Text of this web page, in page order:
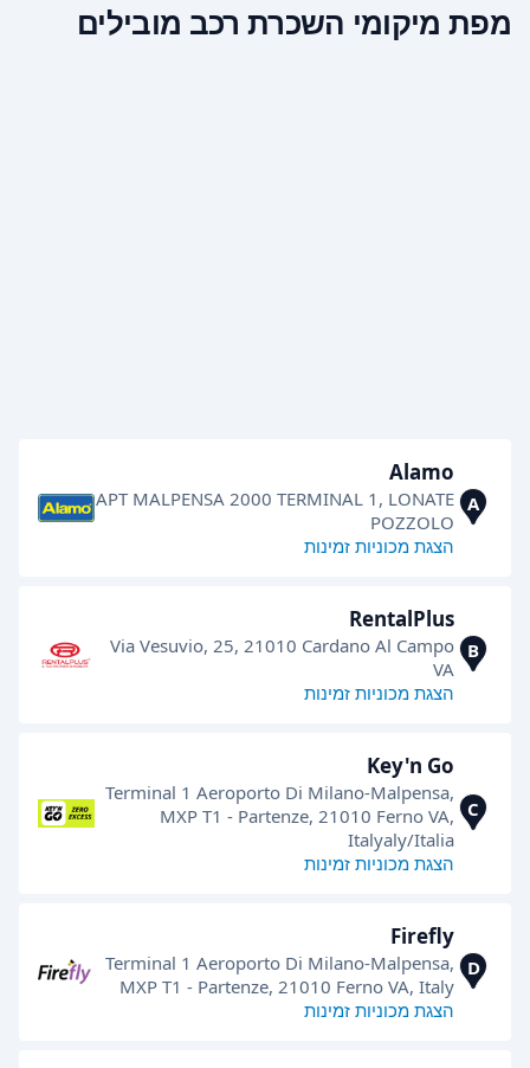
מפת מיקומי השכרת רכב מובילים
A
Alamo
APT MALPENSA 2000 TERMINAL 1, LONATE
POZZOLO
הצגת מכוניות זמינות
B
RentalPlus
Via Vesuvio, 25, 21010 Cardano Al Campo
VA
הצגת מכוניות זמינות
C
Key'n Go
Terminal 1 Aeroporto Di Milano-Malpensa,
MXP T1 - Partenze, 21010 Ferno VA,
Italyaly/Italia
הצגת מכוניות זמינות
D
Firefly
Terminal 1 Aeroporto Di Milano-Malpensa,
MXP T1 - Partenze, 21010 Ferno VA, Italy
הצגת מכוניות זמינות